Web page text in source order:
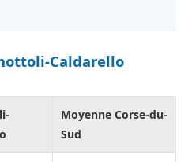
Caldarello
Moyenne Corse-du-
Sud